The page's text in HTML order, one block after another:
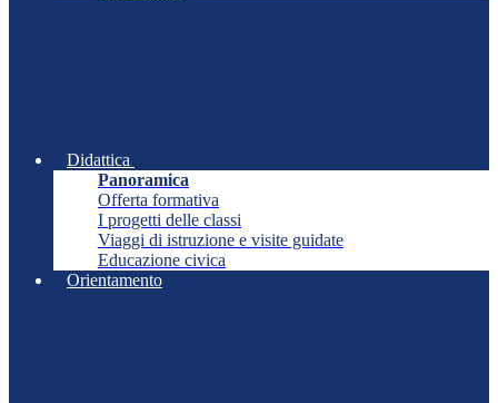
Didattica
Panoramica
Offerta formativa
I progetti delle classi
Viaggi di istruzione e visite guidate
Educazione civica
Orientamento